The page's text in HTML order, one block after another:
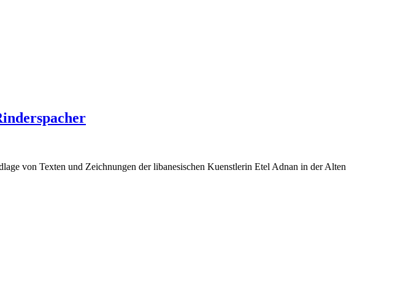
von Texten und Zeichnungen der libanesischen Kuenstlerin Etel Adnan in der Alten